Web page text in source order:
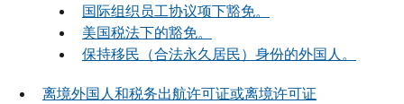
国际组织员工协议项下豁免。
美国税法下的豁免。
保持移民（合法永久居民）身份的外国人。
离境外国人和税务出航许可证或离境许可证